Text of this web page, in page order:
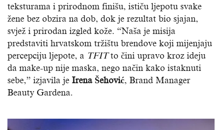
teksturama i prirodnom finišu, ističu ljepotu svake
žene bez obzira na dob, dok je rezultat bio sjajan,
svjež i prirodan izgled kože. “Naša je misija
predstaviti hrvatskom tržištu brendove koji mijenjaju
percepciju ljepote, a TFITto čini upravo kroz ideju
da make-up nije maska, nego način kako istaknuti
sebe,” izjavila je Irena Šehović, Brand Manager
Beauty Gardena.